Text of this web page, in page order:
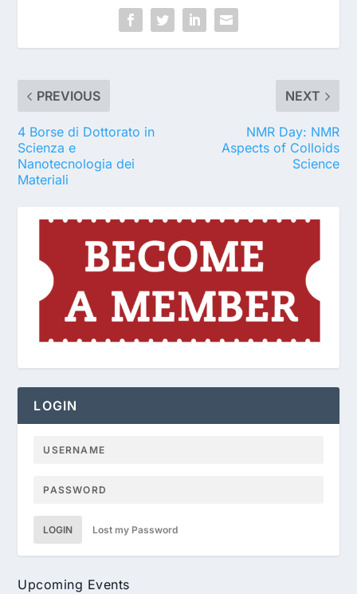
PREVIOUS
4 Borse di Dottorato in
Scienza e
Nanotecnologia dei
Materiali
NEXT
NMR Day: NMR
Aspects of Colloids
Science
LOGIN
LOGIN Lost my Password
Upcoming Events